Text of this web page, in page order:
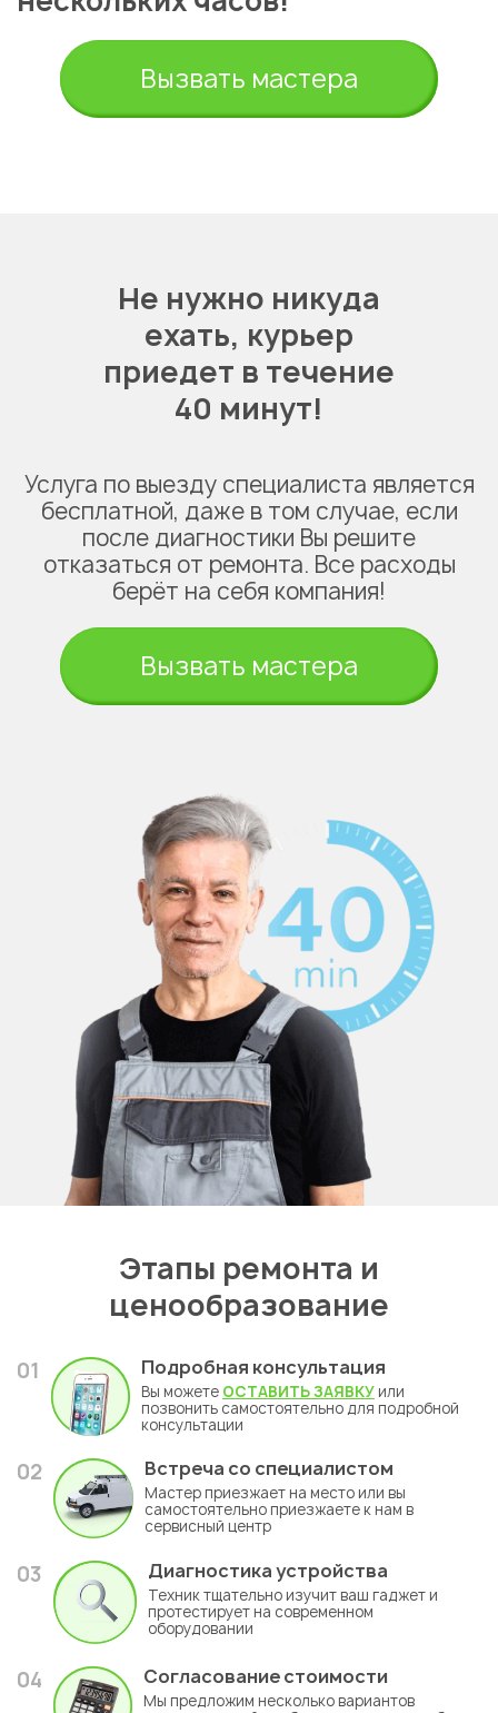
Вызвать мастера
Не нужно никуда
ехать, курьер
приедет в течение
40 минут!
Услуга по выезду специалиста является
бесплатной, даже в том случае, если
после диагностики Вы решите
отказаться от ремонта. Все расходы
берёт на себя компания!
Вызвать мастера
Этапы ремонта и
ценообразование
01 Подробная консультация
Вы можете ОСТАВИТЬ ЗАЯВКУ или
позвонить самостоятельно для подробной
консультации
02 Встреча со специалистом
Мастер приезжает на место или вы
самостоятельно приезжаете к нам в
сервисный центр
03 Диагностика устройства
Техник тщательно изучит ваш гаджет и
протестирует на современном
оборудовании
04 Согласование стоимости
Мы предложим несколько вариантов